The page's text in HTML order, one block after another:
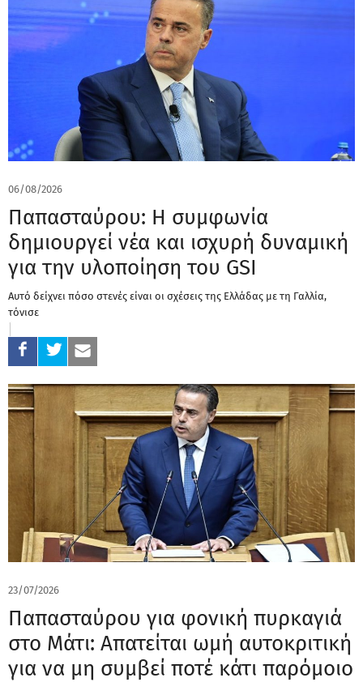
06/08/2026
Παπασταύρου: Η συμφωνία
δημιουργεί νέα και ισχυρή δυναμική
για την υλοποίηση του GSI
Αυτό δείχνει πόσο στενές είναι οι σχέσεις της Ελλάδας με τη Γαλλία,
τόνισε
23/07/2026
Παπασταύρου για φονική πυρκαγιά
στο Μάτι: Απατείται ωμή αυτοκριτική
για να μη συμβεί ποτέ κάτι παρόμοιο